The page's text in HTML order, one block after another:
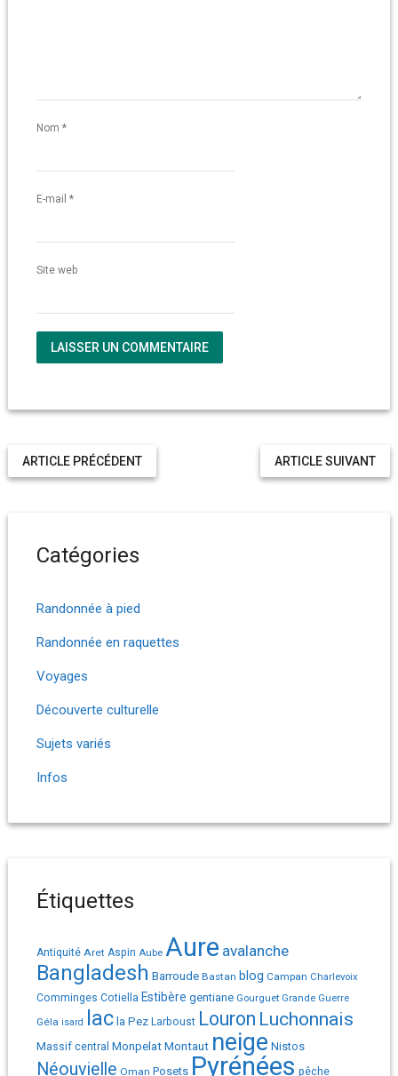
Nom *
E-mail *
Site web
ARTICLE SUIVANT
ARTICLE PRÉCÉDENT
Catégories
Randonnée à pied
Randonnée en raquettes
Voyages
Découverte culturelle
Sujets variés
Infos
Étiquettes
Antiquité Aret Aspin Aube Aure avalanche
Bangladesh Barroude Bastan blog Campan Charlevoix
Comminges Cotiella Estibère gentiane Gourguet Grande Guerre
Géla isard lac la Pez Larboust Louron Luchonnais
Massif central MonpelatMontaut neige Nistos
Néouvielle Oman Posets Pyrénées pêche